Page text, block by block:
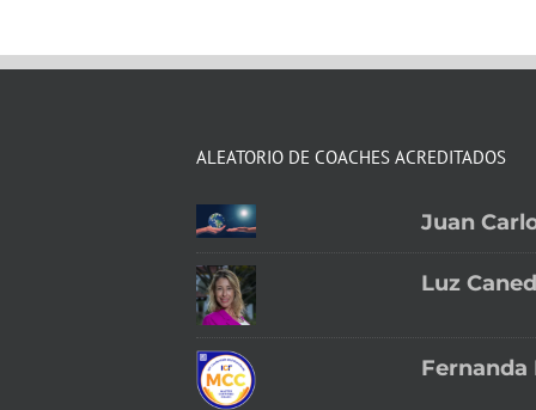
ALEATORIO DE COACHES ACREDITADOS
Juan
Luz
Fernanda